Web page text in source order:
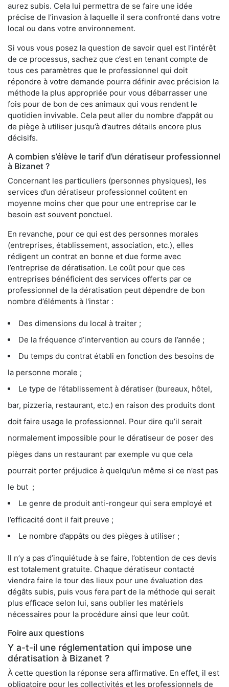
aurez subis. Cela lui permettra de se faire une idée
précise de l’invasion à laquelle il sera confronté dans votre
local ou dans votre environnement.
Si vous vous posez la question de savoir quel est l’intérêt
de ce processus, sachez que c’est en tenant compte de
tous ces paramètres que le professionnel qui doit
répondre à votre demande pourra définir avec précision la
méthode la plus appropriée pour vous débarrasser une
fois pour de bon de ces animaux qui vous rendent le
quotidien invivable. Cela peut aller du nombre d’appât ou
de piège à utiliser jusqu’à d’autres détails encore plus
décisifs.
A combien s’élève le tarif d’un dératiseur professionnel
à Bizanet ?
Concernant les particuliers (personnes physiques), les
services d’un dératiseur professionnel coûtent en
moyenne moins cher que pour une entreprise car le
besoin est souvent ponctuel.
En revanche, pour ce qui est des personnes morales
(entreprises, établissement, association, etc.), elles
rédigent un contrat en bonne et due forme avec
l’entreprise de dératisation. Le coût pour que ces
entreprises bénéficient des services offerts par ce
professionnel de la dératisation peut dépendre de bon
nombre d’éléments à l'instar :
Des dimensions du local à traiter ;
De la fréquence d’intervention au cours de l’année ;
Du temps du contrat établi en fonction des besoins de
la personne morale ;
Le type de l’établissement à dératiser (bureaux, hôtel,
bar, pizzeria, restaurant, etc.) en raison des produits dont
doit faire usage le professionnel. Pour dire qu’il serait
normalement impossible pour le dératiseur de poser des
pièges dans un restaurant par exemple vu que cela
pourrait porter préjudice à quelqu’un même si ce n’est pas
le but ;
Le genre de produit anti-rongeur qui sera employé et
l’efficacité dont il fait preuve ;
Le nombre d’appâts ou des pièges à utiliser ;
Il n’y a pas d’inquiétude à se faire, l’obtention de ces devis
est totalement gratuite. Chaque dératiseur contacté
viendra faire le tour des lieux pour une évaluation des
dégâts subis, puis vous fera part de la méthode qui serait
plus efficace selon lui, sans oublier les matériels
nécessaires pour la procédure ainsi que leur coût.
Foire aux questions
Y a-t-il une réglementation qui impose une
dératisation à Bizanet ?
À cette question la réponse sera affirmative. En effet, il est
obligatoire pour les collectivités et les professionnels de